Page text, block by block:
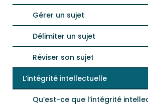
Gérer un sujet
Délimiter un sujet
Réviser son sujet
L’intégrité intellectuelle
Qu’est-ce que l’intégrité